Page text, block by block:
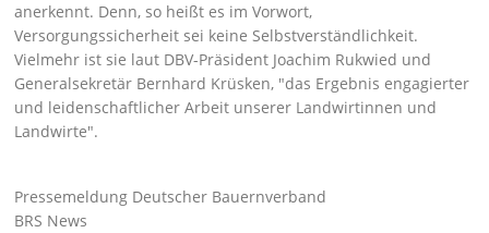
anerkennt. Denn, so heißt es im Vorwort,
Versorgungssicherheit sei keine Selbstverständlichkeit.
Vielmehr ist sie laut DBV-Präsident Joachim Rukwied und
Generalsekretär Bernhard Krüsken, das Ergebnis engagierter
und leidenschaftlicher Arbeit unserer Landwirtinnen und
Landwirte .
Pressemeldung Deutscher Bauernverband
BRS News